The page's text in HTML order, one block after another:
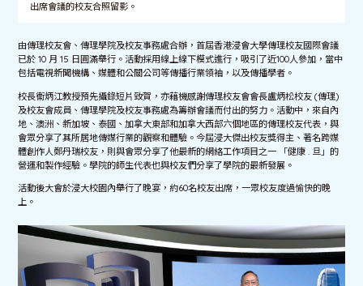
出席會議的校友合照留影。
由傳理校友會、傳理學院及校友事務處合辦，首屆香港浸會大學傳理校友國際會議
已於 10 月 15 日圓滿舉行。活動採用線上線下模式進行，吸引了近100人參加，當中
包括電視新聞機構、媒體和公關公司等傳播行業領袖，以及傳播學者。
校長衞炳江教授預先攝錄短片致賀，亦藉機感謝傳理校友會會長盧炳松校友 (傳理)
及校友會成員、傳理學院及校友事務處為籌辦會議而付出的努力。活動中，來自內
地、澳洲、新加坡、泰國、加拿大東部和加拿大西部六個地區的傳理校友代表，與
會眾分享了其所居地傳媒行業的觀察和體驗。今屆浸大傑出校友獎得主、著名跨媒
體創作人鄭丹瑞校友，則與會眾分享了他最新的網絡工作項目之一 「健康 . 旦」的
營運和製作經驗。學院的師生代表也與校友們分享了學院的最新發展。
活動後大會於浸大校園內舉行了晚宴，約60名校友出席，一眾校友度過愉快的晚
上。